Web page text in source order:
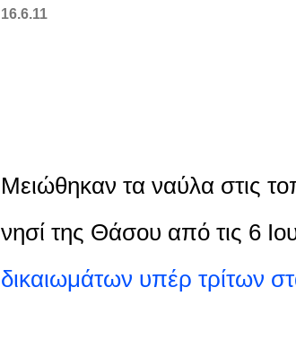
16.6.11
Μειώθηκαν τα ναύλα στις
νησί της Θάσου από τις 6
δικαιωμάτων υπέρ τρίτων